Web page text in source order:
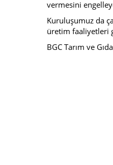
vermesini
Kuruluşumuz da
üretim faaliyetleri
BGC Tarım ve